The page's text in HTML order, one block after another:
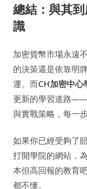
總結：與其
識
加密貨幣市場永遠
的決策還是依靠明
運。而CH加密中心
更新的學習道路——
與實戰策略，每一
如果你已經受夠了
打開學院的網站，
本但高回報的教育
都不懂。